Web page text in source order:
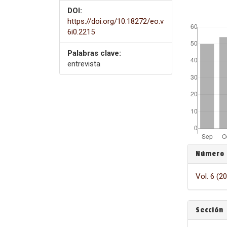
DOI:
https://doi.org/10.18272/eo.v
6i0.2215
Palabras clave:
entrevista
del
Número
Vol. 6
Sección